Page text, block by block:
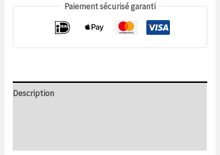
nombre
Paiement sécurisé garanti
Description